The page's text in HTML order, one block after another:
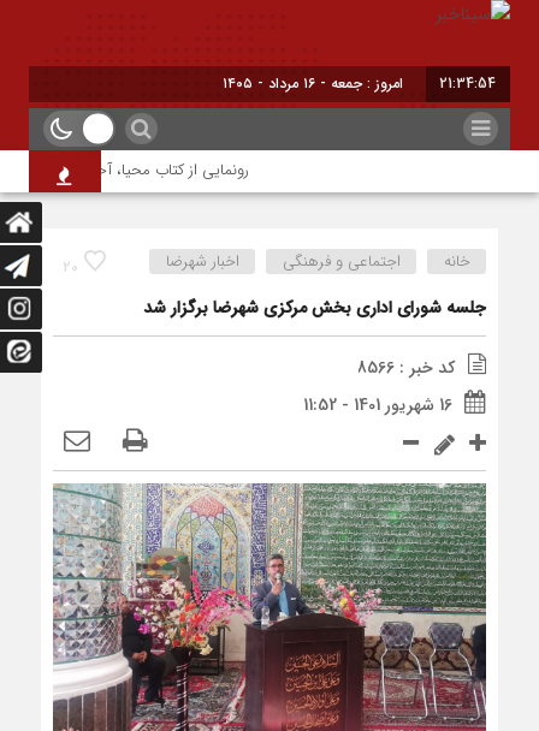
21:34:54 امروز : جمعه - ۱۶ مرداد - ۱۴۰۵
رونمایی از کتاب محیا، آخرین اثر
20 خانه اجتماعی و فرهنگی اخبار شهرضا
جلسه شورای اداری بخش مرکزی شهرضا برگزار شد
کد خبر : 8566
16 شهریور 1401 - 11:52